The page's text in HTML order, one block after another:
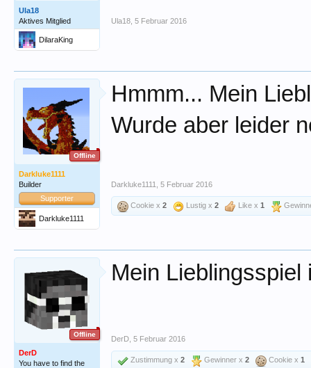
Ula18
Aktives Mitglied
DilaraKing
Ula18 5 Februar 2016
Offline
Darkluke1111
Builder
Supporter
Darkluke1111
Hmmm... Mein
Wurde aber leider
Darkluke1111 5 Februar 2016
Cookie x 2 Lustig x 2 Like x 1
Offline
DerD
You have to find the
Mein
DerD 5 Februar 2016
Zustimmung x 2 Gewinner x 2 Cookie x 1